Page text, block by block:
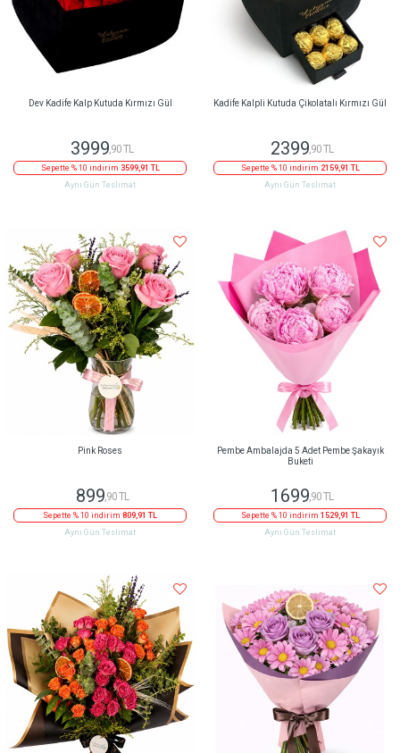
Dev Kadife Kalp Kutuda Kırmızı Gül
3999,90 TL
Sepette % 10 indirim 3599,91 TL
Aynı Gün Teslimat
Kadife Kalpli Kutuda Çikolatalı Kırmızı Gül
2399,90 TL
Sepette % 10 indirim 2159,91 TL
Aynı Gün Teslimat
Pink Roses
899,90 TL
Sepette % 10 indirim 809,91 TL
Aynı Gün Teslimat
Pembe Ambalajda 5 Adet Pembe Şakayık
Buketi
1699,90 TL
Sepette % 10 indirim 1529,91 TL
Aynı Gün Teslimat